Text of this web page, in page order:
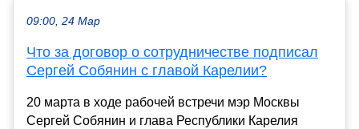
09:00, 24 Мар
Что за договор о сотрудничестве подписал
Сергей Собянин с главой Карелии?
20 марта в ходе рабочей встречи мэр Москвы
Сергей Собянин и глава Республики Карелия